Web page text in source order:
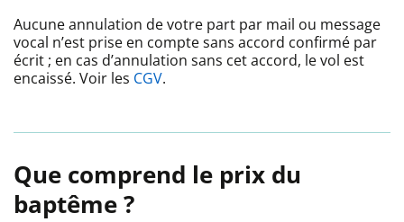
Aucune annulation de votre part par mail ou message
vocal n’est prise en compte sans accord confirmé par
écrit ; en cas d’annulation sans cet accord, le vol est
encaissé. Voir les CGV.
Que comprend le prix du
baptême ?